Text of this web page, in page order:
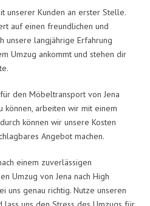
unserer Kunden an erster Stelle.
auf einen freundlichen und
unsere langjährige Erfahrung
Umzug ankommt und stehen dir
den Möbeltransport von Jena
können, arbeiten wir mit einem
können wir unsere Kosten
Angebot machen.
einem zuverlässigen
Umzug von Jena nach High
uns genau richtig. Nutze unseren